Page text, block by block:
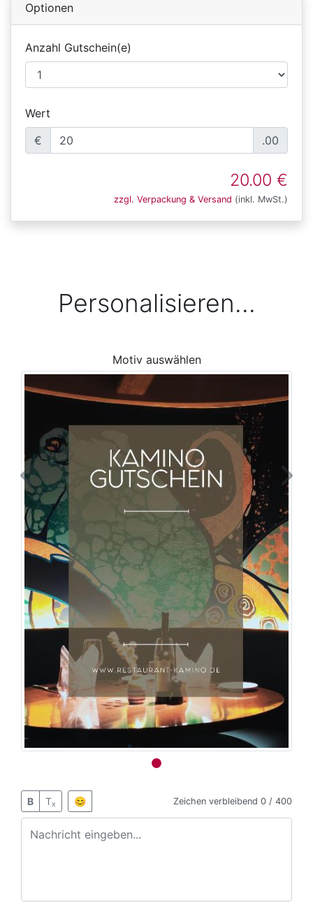
Optionen
Anzahl Gutschein(e)
Wert
€
.00
20.00 €
zzgl. Verpackung & Versand (inkl. MwSt.)
Personalisieren...
Motiv auswählen
Previous Next
B Tx 😊 Zeichen verbleibend 0 / 400